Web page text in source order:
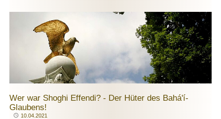
Wer war Shoghi Effendi? - Der Hüter des Bahá'í-
Glaubens!
Publiziert
10.04.2021